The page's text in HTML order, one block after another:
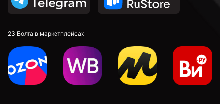
к.п. 12,9
М4
23 Болта в маркетплейсах